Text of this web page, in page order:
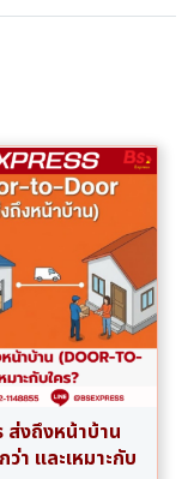
งถึงหน้าบ้าน
า และเหมาะกับ